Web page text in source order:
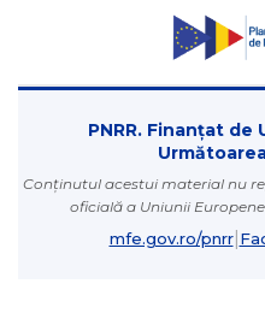
PNRR. Finanțat de
Conținutul acestui material nu
oficială a Uniunii
mfe.gov.ro/pnrr|